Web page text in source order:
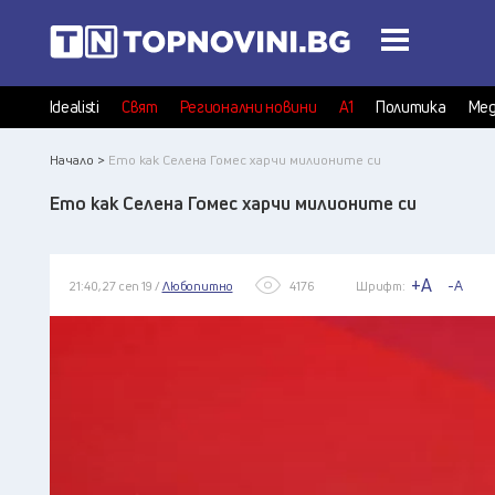
Idealisti Свят Регионални новини А1 Политика
Начало > Ето как Селена Гомес харчи милионите си
Ето как Селена Гомес харчи милионите си
21:40, 27 сеп 19 / Любопитно 4176 Шрифт: +A -A